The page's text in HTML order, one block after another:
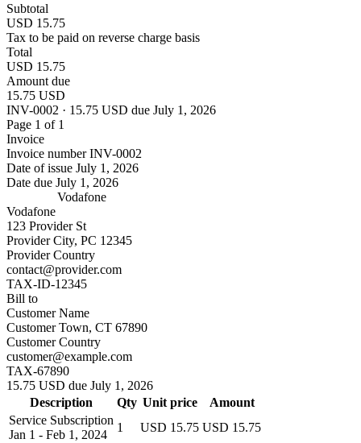
Subtotal
USD 15.75
Tax to be paid on reverse charge basis
Total
USD 15.75
Amount due
15.75 USD
INV-0002 · 15.75 USD due July 1, 2026
Page 1 of 1
Invoice
Invoice numberINV-0002
Date of issue July 1, 2026
Date due July 1, 2026
Vodafone
Vodafone
123 Provider St
Provider City, PC 12345
Provider Country
contact@provider.com
TAX-ID-12345
Bill to
Customer Name
Customer Town, CT 67890
Customer Country
customer@example.com
TAX-67890
15.75 USD due July 1, 2026
Description
Qty Unit price
Amount
Service Subscription
Jan 1 - Feb 1, 2024
1 USD 15.75 USD 15.75